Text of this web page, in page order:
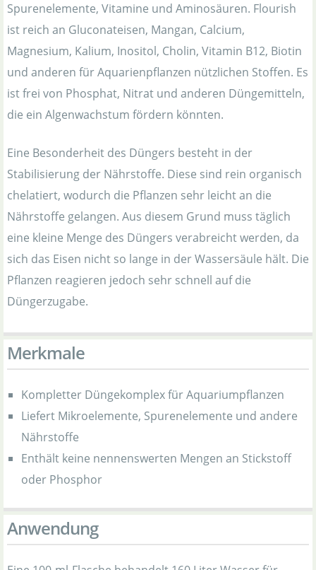
Spurenelemente, Vitamine und Aminosäuren. Flourish
ist reich an Gluconateisen, Mangan, Calcium,
Magnesium, Kalium, Inositol, Cholin, Vitamin B12, Biotin
und anderen für Aquarienpflanzen nützlichen Stoffen. Es
ist frei von Phosphat, Nitrat und anderen Düngemitteln,
die ein Algenwachstum fördern könnten.
Eine Besonderheit des Düngers besteht in der
Stabilisierung der Nährstoffe. Diese sind rein organisch
chelatiert, wodurch die Pflanzen sehr leicht an die
Nährstoffe gelangen. Aus diesem Grund muss täglich
eine kleine Menge des Düngers verabreicht werden, da
sich das Eisen nicht so lange in der Wassersäule hält. Die
Pflanzen reagieren jedoch sehr schnell auf die
Düngerzugabe.
Merkmale
Kompletter Düngekomplex für Aquariumpflanzen
Liefert Mikroelemente, Spurenelemente und andere
Nährstoffe
Enthält keine nennenswerten Mengen an Stickstoff
oder Phosphor
Anwendung